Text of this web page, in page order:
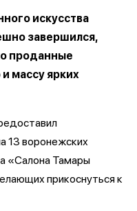
искусства
завершился,
проданные
массу ярких
13 воронежских
«Салона Тамары
прикоснуться к